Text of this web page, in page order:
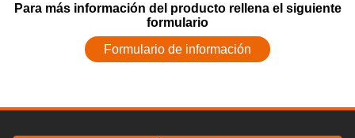
Para más información del producto rellena el siguiente
formulario
Formulario de información